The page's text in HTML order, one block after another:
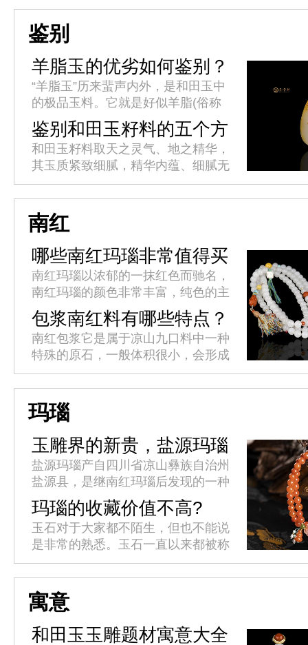
青睐的一种，需求量应该很多，优质
的和田玉料的手镯也不会少，那为
什...
鉴别
羊脂玉的优劣如何鉴别？
“羊脂玉”历来蜚声内外，是和田玉中
的极品玉料。它就是好似羊脂(俗称
羊油)一样的玉石，玉石家族中以新
疆和田玉为贵，和田玉中又以羊脂玉
尊为玉中极品，羊脂玉为软玉中之...
鉴别和田玉籽料的五个方
面
和田玉籽料取天之灵气、地之精华，
其玉质紧致细腻，精华内蕴、细腻无
暇、体态滋润。上等白籽料晶莹如
脂，这种质感和光泽是其他白玉所不
及的。和田玉籽料鉴别有哪些方面?
南红
哪些南红玛瑙非常值得买
呢？
南红玛瑙以浓郁的一抹红色而驰名，
南红玛瑙的颜色非常丰富，纯色的主
要有柿子红，锦红，玫瑰红，樱桃红
等等，其中锦红是指大红色，带有锦
缎般光泽的一种，属于南红中的顶
级...
包浆南红料有哪些特点？
南红包浆它是属于凉山九口料中一种
特殊的原石，一般体积很小，会形成
不同的纹理。外皮有多种色质，可能
是红皮、黄皮、绿皮、玻璃包浆等，
内里包裹的是色泽鲜艳、质感厚重
的...
玛瑙
玉雕界的新贵，盐源玛瑙
盐源玛瑙产自四川省凉山彝族自治州
盐源县，是继南红玛瑙后发现的一种
独特玛瑙品种。品质优良的盐源玛瑙
原料价格丝毫不逊于南红，立意奇
巧、雕工精良的成品更是价格一路攀
升...
玛瑙的收藏价值不高?
玉石对于大家都不陌生，但也不能说
是非常的熟悉。玉石一直以来都被称
之为名贵物品，但其实被叫做玉石的
未必都名贵，就像玛瑙来说吧，玛瑙
其实就是玉石之中价格最为低廉的
那...
寓意
和田玉玉雕题材寓意大全